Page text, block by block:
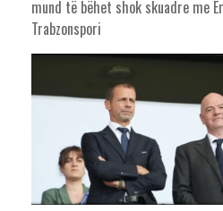
mund të bëhet shok skuadre me
Trabzonspori